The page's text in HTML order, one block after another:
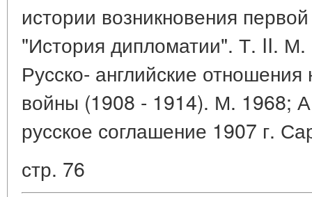
истории возникновения
"История дипломатии". Т. II.
Русско- английские
войны (1908 - 1914). М. 1968;
русское соглашение 1907 г.
стр. 76